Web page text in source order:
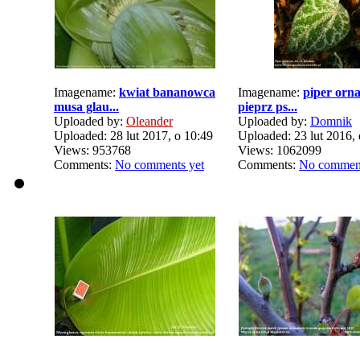
Imagename: kwiat bananowca
musa glau...
Uploaded by: Oleander
Uploaded: 28 lut 2017, o 10:49
Views: 953768
Comments: No comments yet
Imagename: piper
pieprz ps...
Uploaded by: Domnik
Uploaded: 23 lut 2016,
Views: 1062099
Comments: No